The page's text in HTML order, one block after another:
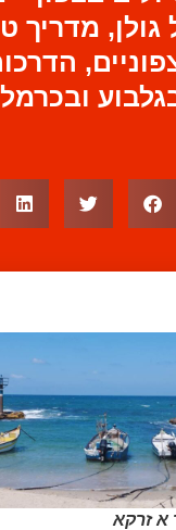
גולן, מדריך
א זרקא